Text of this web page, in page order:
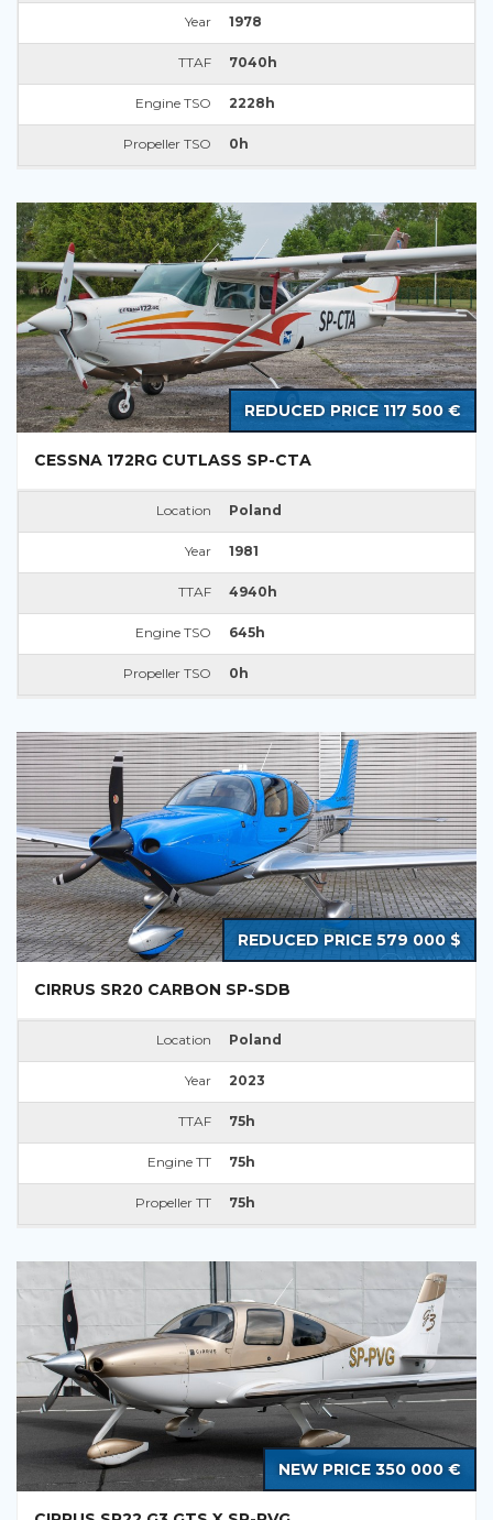
Year 1978
TTAF 7040h
Engine TSO 2228h
Propeller TSO 0h
REDUCED PRICE 117 500 €
CESSNA 172RG CUTLASS SP-CTA
Location Poland
Year 1981
TTAF 4940h
Engine TSO 645h
Propeller TSO 0h
REDUCED PRICE 579 000 $
CIRRUS SR20 CARBON SP-SDB
Location Poland
Year 2023
TTAF 75h
Engine TT 75h
Propeller TT 75h
NEW PRICE 350 000 €